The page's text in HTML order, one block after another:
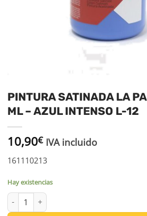
PINTURA SATINADA LA
ML – AZUL INTENSO L-12
10,90€ IVA incluido
161110213
Hay existencias
PINTURA SATINADA LA PAJARITA 375